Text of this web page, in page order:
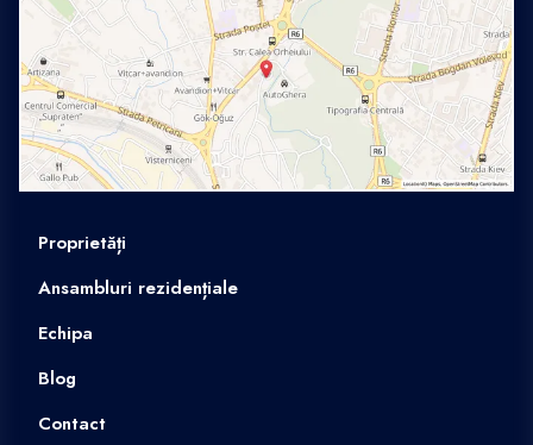
Proprietăți
Ansambluri rezidențiale
Echipa
Blog
Contact